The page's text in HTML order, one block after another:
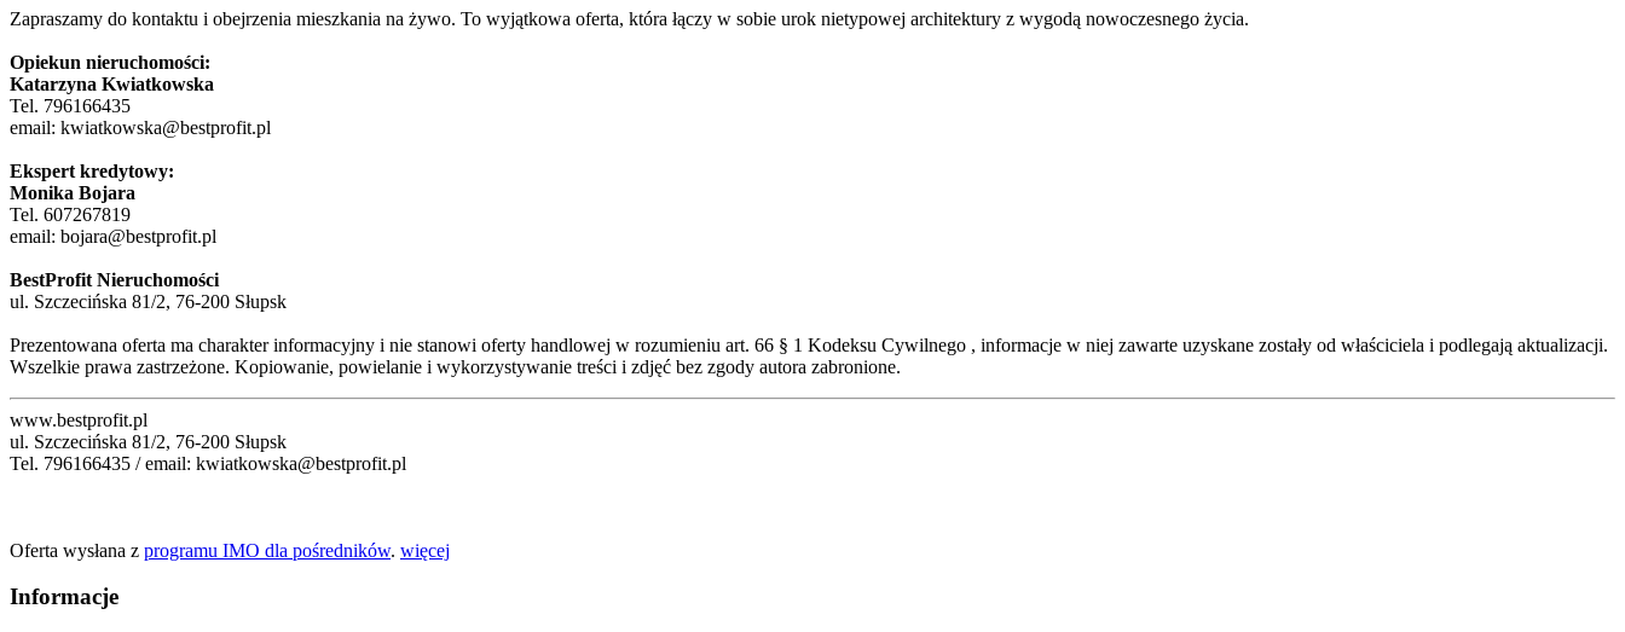
Zapraszamy do kontaktu i obejrzenia mieszkania na żywo. To wyjątkowa oferta, która łączy w sobie urok nietypowej architektury z wygodą nowoczesnego życia.
Opiekun nieruchomości:
Katarzyna Kwiatkowska
Tel. 796166435
email: kwiatkowska@bestprofit.pl
Ekspert kredytowy:
Monika Bojara
Tel. 607267819
email: bojara@bestprofit.pl
BestProfit Nieruchomości
ul. Szczecińska 81/2, 76-200 Słupsk
Prezentowana oferta ma charakter informacyjny i nie stanowi oferty handlowej w rozumieniu art. 66 § 1 Kodeksu Cywilnego , informacje w niej zawarte uzyskane zostały od właściciela i podlegają aktualizacji.
Wszelkie prawa zastrzeżone. Kopiowanie, powielanie i wykorzystywanie treści i zdjęć bez zgody autora zabronione.
www.bestprofit.pl
ul. Szczecińska 81/2, 76-200 Słupsk
Tel. 796166435 / email: kwiatkowska@bestprofit.pl
Oferta wysłana z programu IMO dla pośredników. więcej
Informacje